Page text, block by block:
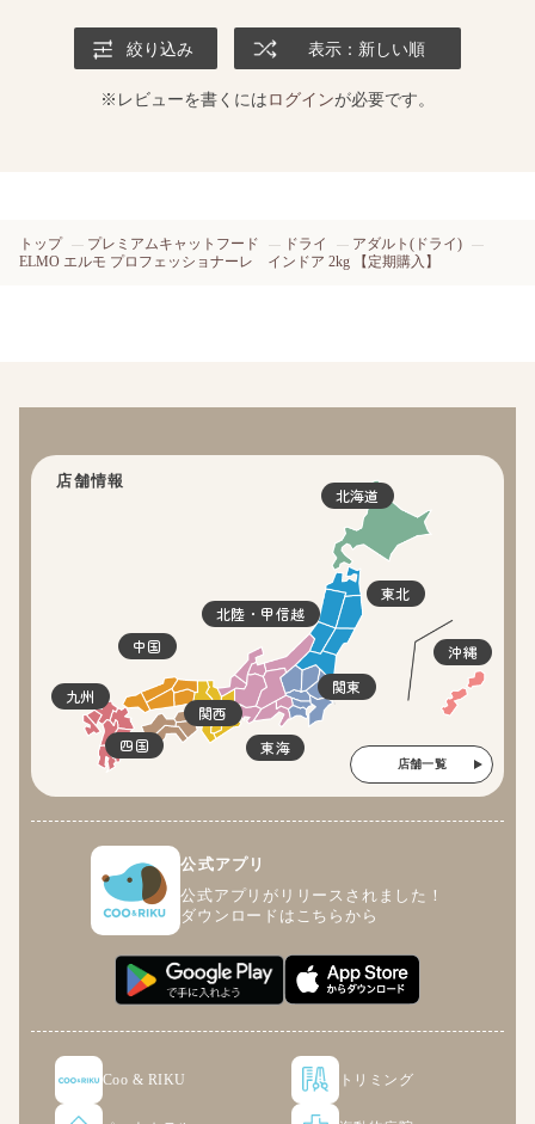
絞り込み 表示：新しい順
※レビューを書くにはログインが必要です。
トップ プレミアムキャットフード ドライ
アダルト(ドライ)
ELMO エルモ プロフェッショナーレ インドア 2kg 【定期購入】
店舗情報
北海道
東北
関東
北陸・甲信越
東海
関西
四国
中国
九州
沖縄
店舗一覧
公式アプリ
公式アプリがリリースされました！
ダウンロードはこちらから
Coo & RIKU トリミング